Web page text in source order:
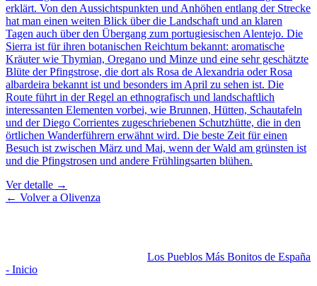
erklärt. Von den Aussichtspunkten und Anhöhen entlang der Strecke
hat man einen weiten Blick über die Landschaft und an klaren
Tagen auch über den Übergang zum portugiesischen Alentejo. Die
Sierra ist für ihren botanischen Reichtum bekannt: aromatische
Kräuter wie Thymian, Oregano und Minze und eine sehr geschätzte
Blüte der Pfingstrose, die dort als Rosa de Alexandria oder Rosa
albardeira bekannt ist und besonders im April zu sehen ist. Die
Route führt in der Regel an ethnografisch und landschaftlich
interessanten Elementen vorbei, wie Brunnen, Hütten, Schautafeln
und der Diego Corrientes zugeschriebenen Schutzhütte, die in den
örtlichen Wanderführern erwähnt wird. Die beste Zeit für einen
Besuch ist zwischen März und Mai, wenn der Wald am grünsten ist
und die Pfingstrosen und andere Frühlingsarten blühen.
Ver detalle →
← Volver a Olivenza
Los Pueblos Más Bonitos de España
- Inicio